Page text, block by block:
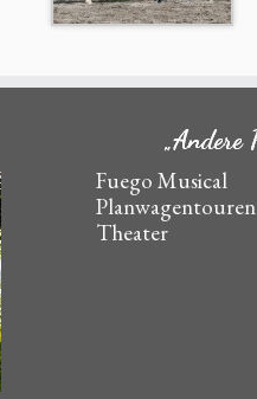
„Andere
Fuego Musical
Planwagentouren
Theater